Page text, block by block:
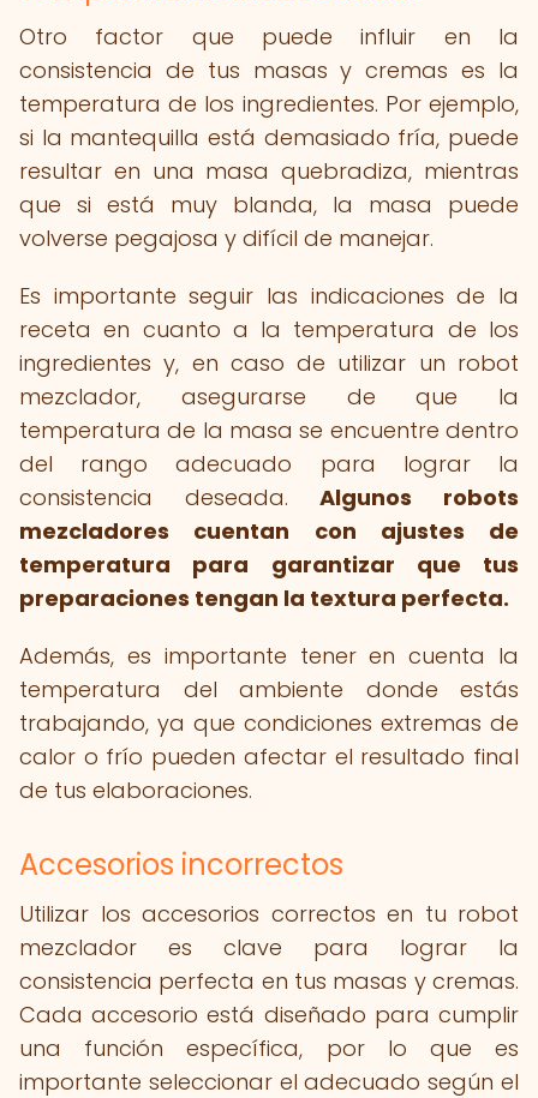
Otro factor que puede influir en la
consistencia de tus masas y cremas es la
temperatura de los ingredientes. Por ejemplo,
si la mantequilla está demasiado fría, puede
resultar en una masa quebradiza, mientras
que si está muy blanda, la masa puede
volverse pegajosa y difícil de manejar.
Es importante seguir las indicaciones de la
receta en cuanto a la temperatura de los
ingredientes y, en caso de utilizar un robot
mezclador, asegurarse de que la
temperatura de la masa se encuentre dentro
del rango adecuado para lograr la
consistencia deseada.Algunos robots
mezcladores cuentan con ajustes de
temperatura para garantizar que tus
preparaciones tengan la textura perfecta.
Además, es importante tener en cuenta la
temperatura del ambiente donde estás
trabajando, ya que condiciones extremas de
calor o frío pueden afectar el resultado final
de tus elaboraciones.
Accesorios incorrectos
Utilizar los accesorios correctos en tu robot
mezclador es clave para lograr la
consistencia perfecta en tus masas y cremas.
Cada accesorio está diseñado para cumplir
una función específica, por lo que es
importante seleccionar el adecuado según el